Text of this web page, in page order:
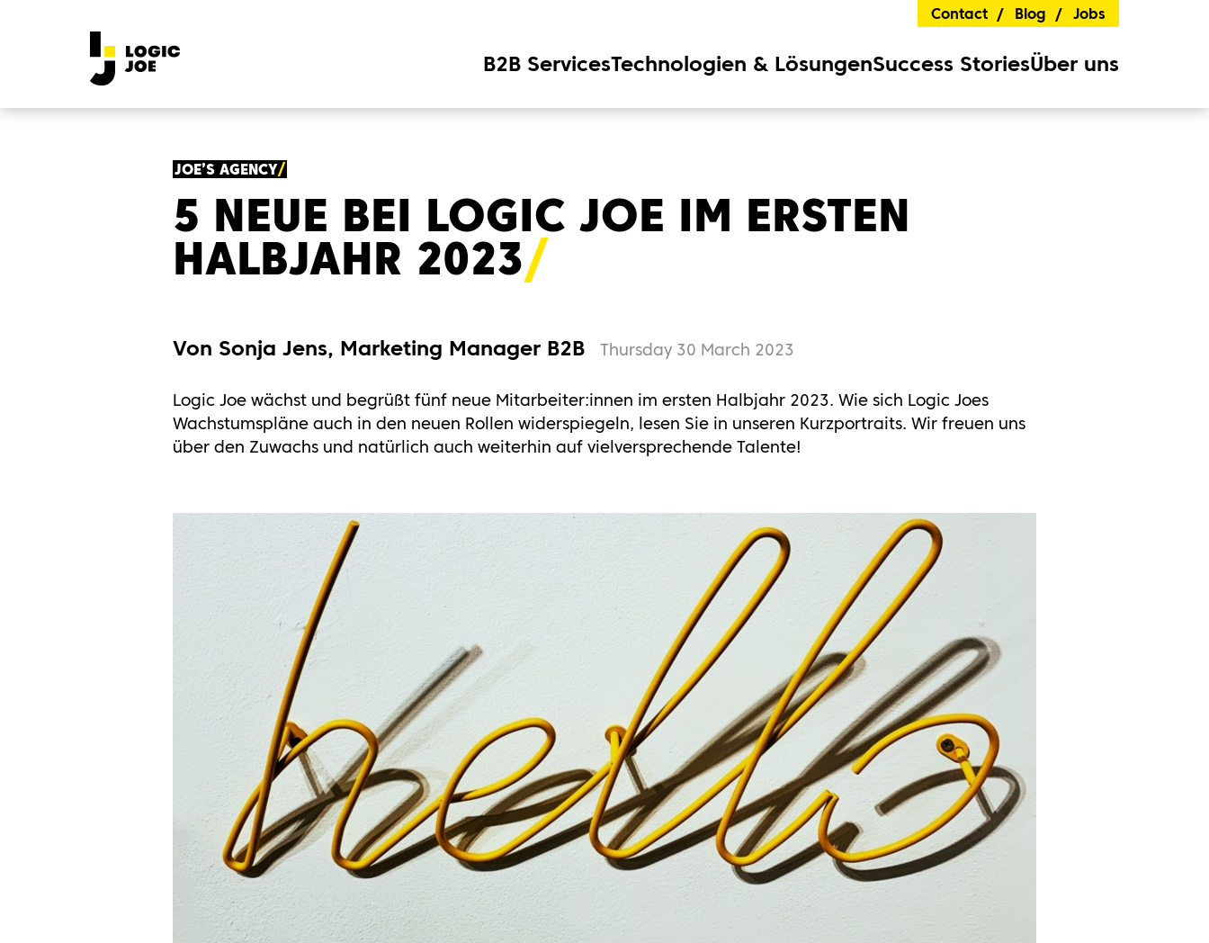
Contact Blog Jobs
B2B ServicesTechnologien & LösungenSuccess StoriesÜber uns
JOE’S AGENCY
5 NEUE BEI LOGIC JOE IM ERSTEN
HALBJAHR 2023
Von Sonja Jens, Marketing Manager B2B Thursday 30 March 2023
Logic Joe wächst und begrüßt fünf neue Mitarbeiter:innen im ersten Halbjahr 2023. Wie sich Logic Joes
Wachstumspläne auch in den neuen Rollen widerspiegeln, lesen Sie in unseren Kurzportraits. Wir freuen uns
über den Zuwachs und natürlich auch weiterhin auf vielversprechende Talente!